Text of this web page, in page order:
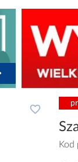
Kod